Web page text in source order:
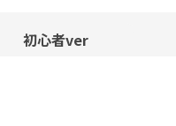
初心者ver